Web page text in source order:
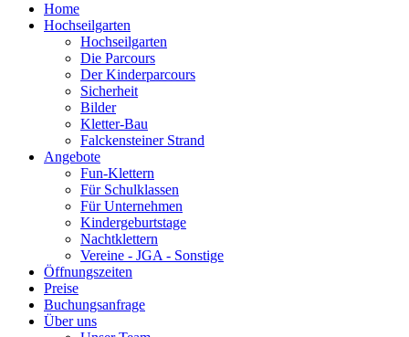
Home
Hochseilgarten
Hochseilgarten
Die Parcours
Der Kinderparcours
Sicherheit
Bilder
Kletter-Bau
Falckensteiner Strand
Angebote
Fun-Klettern
Für Schulklassen
Für Unternehmen
Kindergeburtstage
Nachtklettern
Vereine - JGA - Sonstige
Öffnungszeiten
Preise
Buchungsanfrage
Über uns